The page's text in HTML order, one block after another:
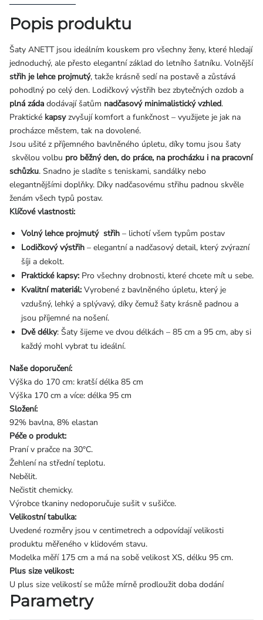
Popis produktu
Šaty ANETT jsou ideálním kouskem pro všechny ženy, které hledají
jednoduchý, ale přesto elegantní základ do letního šatníku. Volnější
střih je lehce projmutý, takže krásně sedí na postavě a zůstává
pohodlný po celý den. Lodičkový výstřih bez zbytečných ozdob a
plná záda dodávají šatům nadčasový minimalistický vzhled.
Praktické kapsyzvyšují komfort a funkčnost – využijete je jak na
procházce městem, tak na dovolené.
Jsou ušité z příjemného bavlněného úpletu, díky tomu jsou šaty
skvělou volbu pro běžný den, do práce, na procházku i na pracovní
schůzku. Snadno je sladíte s teniskami, sandálky nebo
elegantnějšími doplňky. Díky nadčasovému střihu padnou skvěle
ženám všech typů postav.
Klíčové vlastnosti:
Volný lehce projmutý střih – lichotí všem typům postav
Lodičkový výstřih – elegantní a nadčasový detail, který zvýrazní
šíji a dekolt.
Praktické kapsy: Pro všechny drobnosti, které chcete mít u sebe.
Kvalitní materiál: Vyrobené z bavlněného úpletu, který je
vzdušný, lehký a splývavý, díky čemuž šaty krásně padnou a
jsou příjemné na nošení.
Dvě délky: Šaty šijeme ve dvou délkách – 85 cm a 95 cm, aby si
každý mohl vybrat tu ideální.
Naše doporučení:
Výška do 170 cm: kratší délka 85 cm
Výška 170 cm a více: délka 95 cm
Složení:
92% bavlna, 8% elastan
Péče o produkt:
Praní v pračce na 30°C.
Žehlení na střední teplotu.
Nebělit.
Nečistit chemicky.
Výrobce tkaniny nedoporučuje sušit v sušičce.
Velikostní tabulka:
Uvedené rozměry jsou v centimetrech a odpovídají velikosti
produktu měřeného v klidovém stavu.
Modelka měří 175 cm a má na sobě velikost XS, délku 95 cm.
Plus size velikost:
U plus size velikostí se může mírně prodloužit doba dodání
Parametry